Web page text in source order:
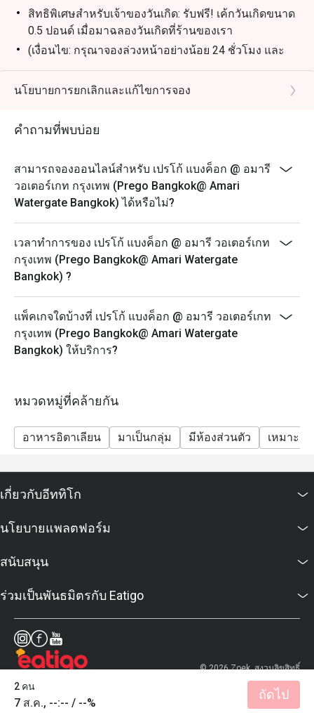
สิทธิพิเศษสำหรับเจ้าของวันเกิด: รับฟรี! เค้กวันเกิดขนาด
0.5 ปอนด์ เมื่อมาฉลองวันเกิดที่ร้านของเรา
(เงื่อนไข: กรุณาจองล่วงหน้าอย่างน้อย 24 ชั่วโมง และ
ระบุข้อความ "ฉลองวันเกิด" ในรายละเอียดการจอง)
กรุณาแสดงบัตรประชาชน ซึ่งระบุเดือนเกิดตรงกับเดือนที่
หมายเหตุ: สิทธิ์พิเศษนี้ใช้ได้เฉพาะในเดือนเกิดของคุณ
นโยบายการยกเลิกและแก้ไขการจอง
คำถามที่พบบ่อย
สามารถจองออนไลน์สำหรับ เปรโก้ แบงค็อก @ อมารี
วอเตอร์เกท กรุงเทพ (Prego Bangkok@ Amari
Watergate Bangkok) ได้หรือไม่?
เวลาทำการของ เปรโก้ แบงค็อก @ อมารี วอเตอร์เกท
กรุงเทพ (Prego Bangkok@ Amari Watergate
Bangkok) ?
แพ็คเกจใดบ้างที่ เปรโก้ แบงค็อก @ อมารี วอเตอร์เกท
กรุงเทพ (Prego Bangkok@ Amari Watergate
Bangkok) ให้บริการ?
หมวดหมู่ที่คล้ายกัน
อาหารอิตาเลียน มาเป็นกลุ่ม มีห้องส่วนตัว เหมาะส
2 คน
7 ส.ค., --:-- / --%
ถัดไป
เกี่ยวกับอีททิโก
นโยบายแพลตฟอร์ม
สนับสนุน
ร่วมเป็นพันธมิตรกับ Eatigo
© 2026 Zoek. สงวนลิขสิทธิ์